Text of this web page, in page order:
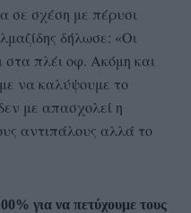
σε σχέση με πέρυσι
δήλωσε: «Οι
στα πλέι οφ. Ακόμη και
να καλύψουμε το
με απασχολεί η
αντιπάλους αλλά το
για να πετύχουμε τους